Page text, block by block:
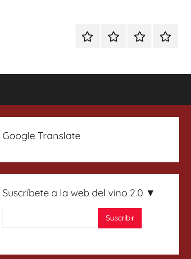
EspecialEnoturismoRanking
Google Translate
Suscríbete a la web del vino 2.0 ▼